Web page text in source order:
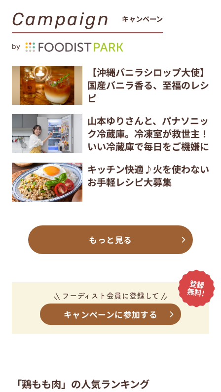
Campaign キャンペーン
by
【沖縄バニラシロップ大使】
国産バニラ香る、至福のレシ
ピ
山本ゆりさんと、パナソニッ
ク冷蔵庫。冷凍室が救世主！
いい冷蔵庫で毎日をご機嫌に
キッチン快適♪火を使わない
お手軽レシピ大募集
もっと見る
キャンペーンに参加する
「鶏もも肉」の人気ランキング